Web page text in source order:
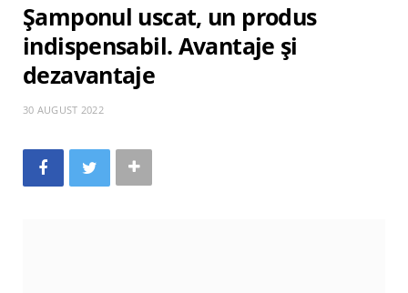
Șamponul uscat, un produs
indispensabil. Avantaje și
dezavantaje
30 AUGUST 2022